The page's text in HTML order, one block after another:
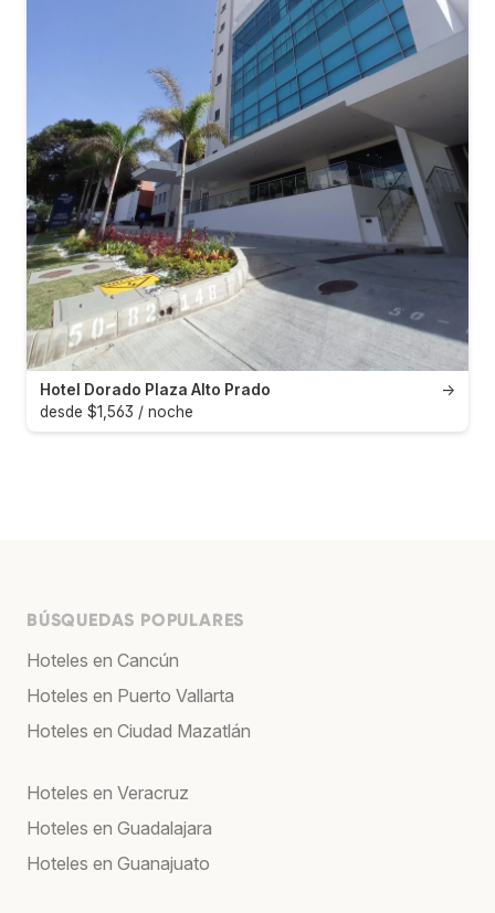
→
Hotel Dorado Plaza Alto Prado
desde $1,563 / noche
BÚSQUEDAS POPULARES
Hoteles en Cancún
Hoteles en Puerto Vallarta
Hoteles en Ciudad Mazatlán
Hoteles en Veracruz
Hoteles en Guadalajara
Hoteles en Guanajuato